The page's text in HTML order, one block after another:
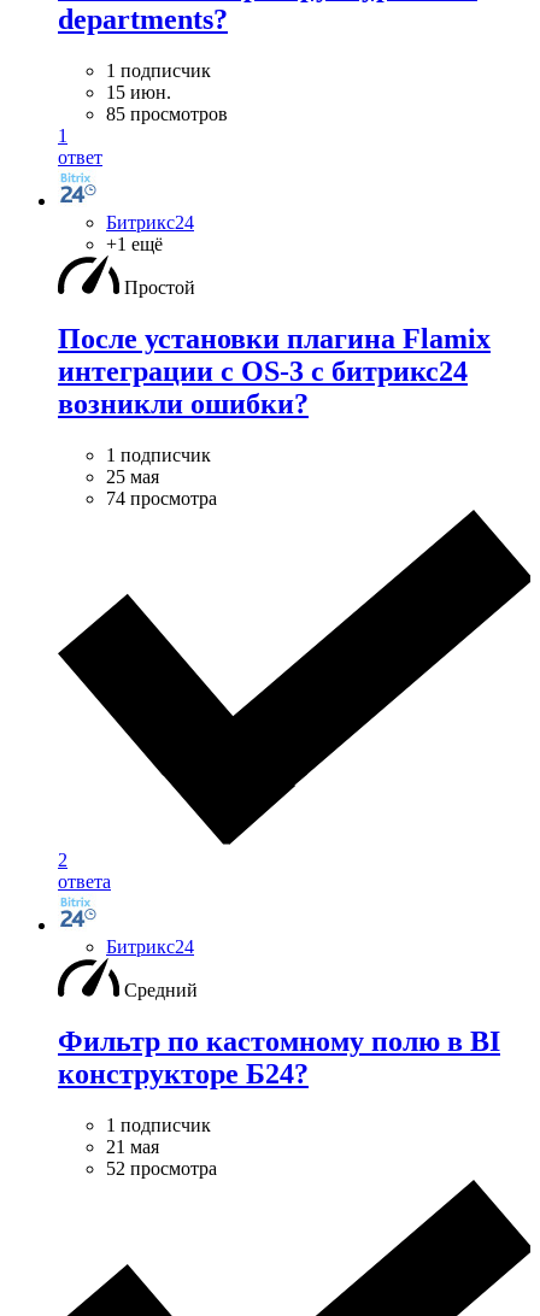
departments?
1 подписчик
15 июн.
85 просмотров
1
ответ
Битрикс24
+1 ещё
Простой
После установки плагина Flamix
интеграции с OS-3 с битрикс24
возникли ошибки?
1 подписчик
25 мая
74 просмотра
2
ответа
Битрикс24
Средний
Фильтр по кастомному полю в BI
конструкторе Б24?
1 подписчик
21 мая
52 просмотра